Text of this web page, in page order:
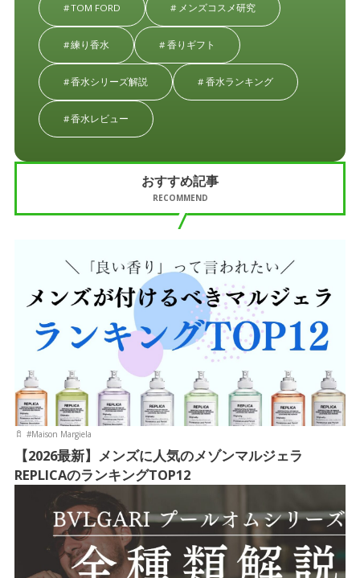
TOM FORD メンズコスメ研究
練り香水 香りギフト
香水シリーズ解説 香水ランキング
香水レビュー
おすすめ記事
RECOMMEND
#Maison Margiela
【2026最新】メンズに人気のメゾンマルジェラ
REPLICAのランキングTOP12